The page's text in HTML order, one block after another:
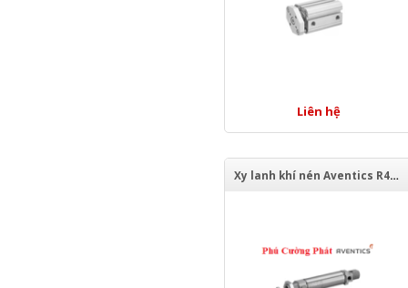
Liên hệ
Xy lanh khí nén Aventics R480620834